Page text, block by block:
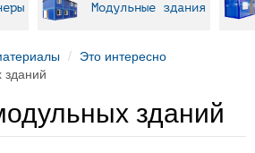
Модульные здания
Это интересно
зданий
зданий